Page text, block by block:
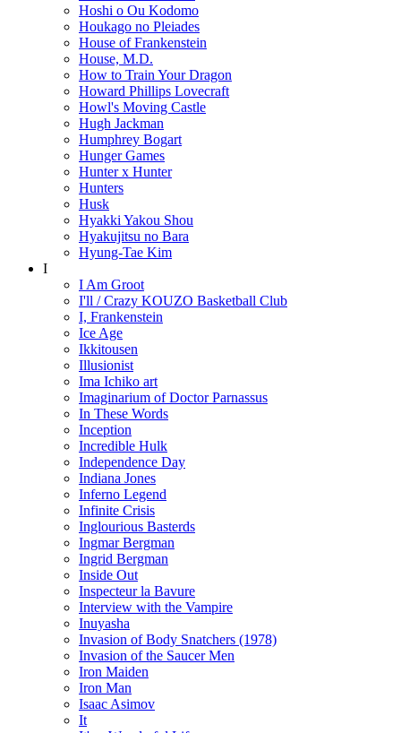
Hoshi o Ou Kodomo
Houkago no Pleiades
House of Frankenstein
House, M.D.
How to Train Your Dragon
Howard Phillips Lovecraft
Howl's Moving Castle
Hugh Jackman
Humphrey Bogart
Hunger Games
Hunter x Hunter
Hunters
Husk
Hyakki Yakou Shou
Hyakujitsu no Bara
Hyung-Tae Kim
I
I Am Groot
I'll / Crazy KOUZO Basketball Club
I, Frankenstein
Ice Age
Ikkitousen
Illusionist
Ima Ichiko art
Imaginarium of Doctor Parnassus
In These Words
Inception
Incredible Hulk
Independence Day
Indiana Jones
Inferno Legend
Infinite Crisis
Inglourious Basterds
Ingmar Bergman
Ingrid Bergman
Inside Out
Inspecteur la Bavure
Interview with the Vampire
Inuyasha
Invasion of Body Snatchers (1978)
Invasion of the Saucer Men
Iron Maiden
Iron Man
Isaac Asimov
It